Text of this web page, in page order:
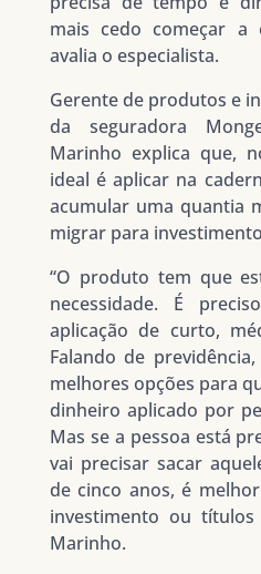
mais cedo começar a
avalia o especialista.
Gerente de produtos e
da seguradora
Marinho explica que,
ideal é aplicar na
acumular uma quantia
migrar para
“O produto tem que
necessidade. É
aplicação de curto,
Falando de
melhores opções para
dinheiro aplicado por
Mas se a pessoa está
vai precisar sacar
de cinco anos, é
investimento ou títulos
Marinho.